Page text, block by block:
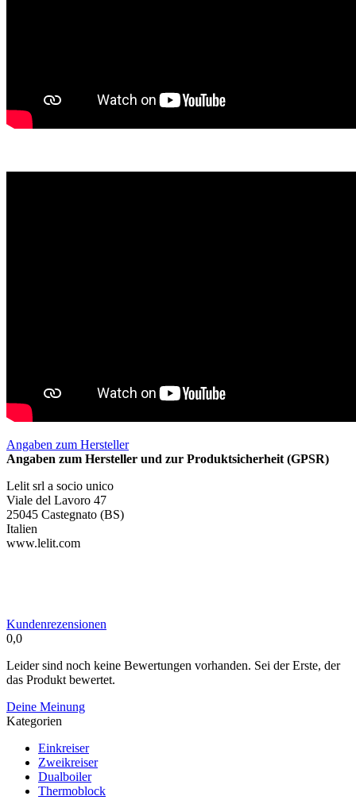
Angaben zum Hersteller
Angaben zum Hersteller und zur Produktsicherheit (GPSR)
Lelit srl a socio unico
Viale del Lavoro 47
25045 Castegnato (BS)
Italien
www.lelit.com
Kundenrezensionen
0,0
Leider sind noch keine Bewertungen vorhanden. Sei der Erste, der
das Produkt bewertet.
Deine Meinung
Kategorien
Einkreiser
Zweikreiser
Dualboiler
Thermoblock